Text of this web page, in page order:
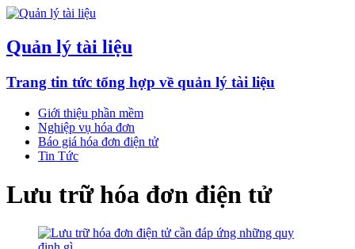
Quản lý tài liệu
Trang tin tức tổng hợp về quản lý tài liệu
Giới thiệu phần mềm
Nghiệp vụ hóa đơn
Báo giá hóa đơn điện tử
Tin Tức
Lưu trữ hóa đơn điện tử